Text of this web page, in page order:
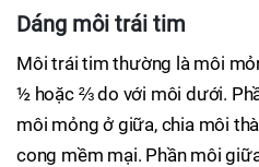
Dáng môi trái tim
Môi trái tim thường là môi
½ hoặc ⅔ do với môi dưới.
môi mỏng ở giữa, chia môi
cong mềm mại. Phần môi